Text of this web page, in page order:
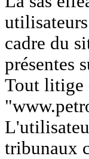
cadre du
présentes
Tout litige
tribunaux